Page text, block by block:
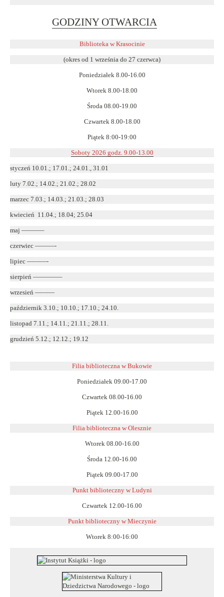
GODZINY OTWARCIA
w
Biblioteka w Krasocinie
(okres od 1 września do 27 czerwca)
Poniedziałek 8.00-16.00
Wtorek 8.00-18.00
Środa 08.00-19.00
Czwartek 8.00-18.00
Piątek 8:00-19:00
Soboty 2026 godz. 9.00-13.00
styczeń 10.01.; 17.01.; 24.01., 31.01
luty 7.02.; 14.02.; 21.02.; 28.02
marzec 7.03.; 14.03.; 21.03.; 28.03
kwiecień 11.04.; 18.04; 25.04
maj ———–
czerwiec ———-
lipiec ———-
sierpień ————–
wrzesień ———
październik 3.10.; 10.10.; 17.10.; 24.10.
listopad 7.11.; 14.11.; 21.11.; 28.11.
grudzień 5.12.; 12.12.; 19.12
Filia biblioteczna w Bukowie
Poniedziałek 09.00-17.00
Czwartek 08.00-16.00
Piątek 12.00-16.00
Filia biblioteczna w Olesznie
Wtorek 08.00-16.00
Środa 12.00-16.00
Piątek 09.00-17.00
Punkt biblioteczny w Ludyni
Czwartek 12.00-16.00
Punkt biblioteczny w Mieczynie
Wtorek 8:00-16:00